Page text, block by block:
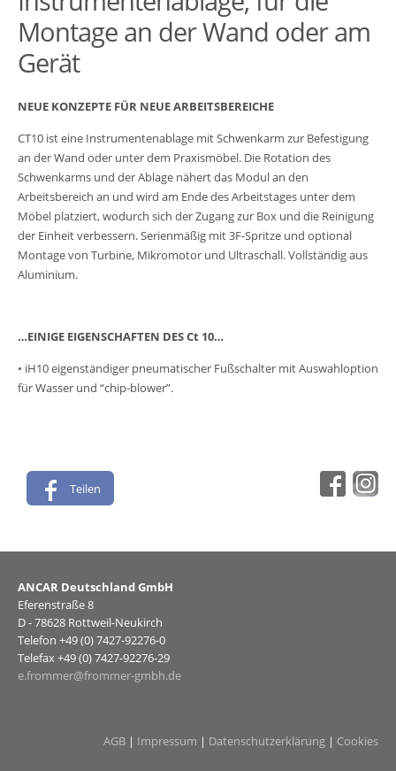
Montage an der Wand oder am
Gerät
NEUE KONZEPTE FÜR NEUE ARBEITSBEREICHE
CT10 ist eine Instrumentenablage mit Schwenkarm zur Befestigung
an der Wand oder unter dem Praxismöbel. Die Rotation des
Schwenkarms und der Ablage nähert das Modul an den
Arbeitsbereich an und wird am Ende des Arbeitstages unter dem
Möbel platziert, wodurch sich der Zugang zur Box und die Reinigung
der Einheit verbessern. Serienmäßig mit 3F-Spritze und optional
Montage von Turbine, Mikromotor und Ultraschall. Vollständig aus
Aluminium.
…EINIGE EIGENSCHAFTEN DES Ct 10…
• iH10 eigenständiger pneumatischer Fußschalter mit Auswahloption
für Wasser und “chip-blower”.
Teilen
ANCAR Deutschland GmbH
Eferenstraße 8
D - 78628 Rottweil-Neukirch
Telefon +49 (0) 7427-92276-0
Telefax +49 (0) 7427-92276-29
e.frommer@frommer-gmbh.de
AGB | Impressum | Datenschutzerklärung | Cookies